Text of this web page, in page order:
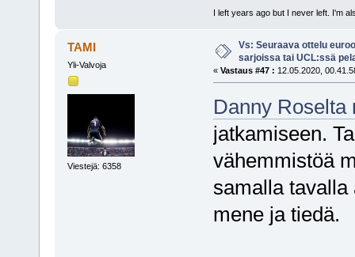
I left years ago but I never left. I'm
TAMI
Yli-Valvoja
Viestejä: 6358
Vs: Seuraava ottelu
sarjoissa tai UCL:ssä
« Vastaus #47 : 12.05.2020,
Danny Roselta
jatkamiseen.
vähemmistöä
samalla tavalla
mene ja tiedä.